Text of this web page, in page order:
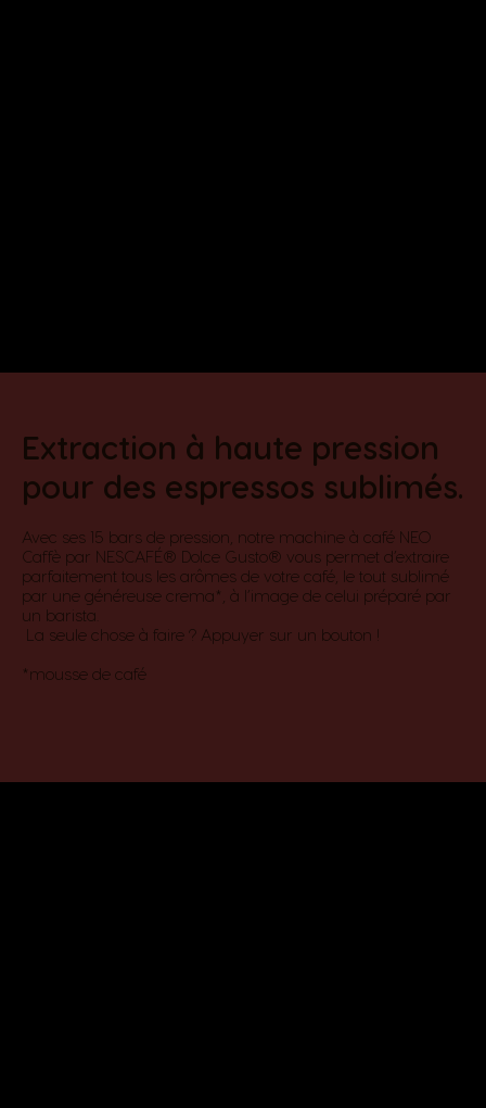
Extraction à haute pression
pour des espressos sublimés.​
Avec ses 15 bars de pression, notre machine à café NEO
Caffè par NESCAFÉ® Dolce Gusto® vous permet d’extraire
parfaitement tous les arômes de votre café, le tout sublimé
par une généreuse crema*, à l’image de celui préparé par
un barista.​
La seule chose à faire ? Appuyer sur un bouton !​
*mousse de café